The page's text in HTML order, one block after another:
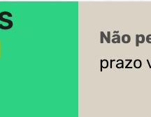
Não
prazo